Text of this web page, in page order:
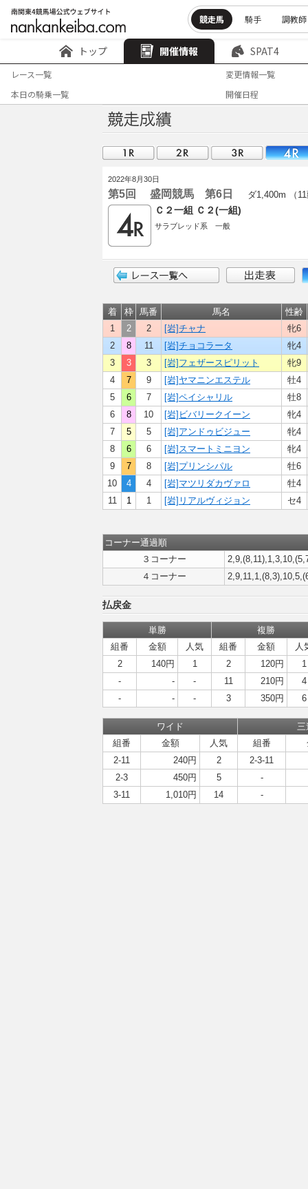
競走馬 騎手 調教師
トップ 開催情報 SPAT4
レース一覧
変更情報一覧
本日の騎乗一覧
開催日程
2022年8月30日
第5回 盛岡競馬 第6日 ダ1,400m （
Ｃ２一組 Ｃ２(一組)
サラブレッド系 一般
着 枠 馬番 馬名
性齢
1
2 2 [岩]チャナ
牝6
2
8 11 [岩]チョコラータ
牝4
3
3 3 [岩]フェザースピリット
牝9
4
7 9 [岩]ヤマニンエステル
牡4
5
6 7 [岩]ペイシャリル
牡8
6
8 10 [岩]ビバリークイーン
牝4
7
5 5 [岩]アンドゥビジュー
牝4
8
6 6 [岩]スマートミニヨン
牝4
9
7 8 [岩]プリンシパル
牡6
10
4 4 [岩]マツリダカヴァロ
牡4
11
1 1 [岩]リアルヴィジョン セ4
コーナー通過順
３コーナー
４コーナー
払戻金
単勝
複勝
組番
金額 人気 組番 金額
人
2
140円 1 2 120円
1
-
- - 11 210円
4
-
- - 3 350円 6
ワイド
三
組番
金額 人気 組番
2-11
240円 2
2-3-11
2-3
450円 5
-
3-11
1,010円 14 -